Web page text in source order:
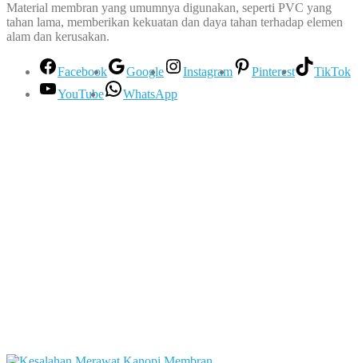
Material membran yang umumnya digunakan, seperti PVC yang
tahan lama, memberikan kekuatan dan daya tahan terhadap elemen
alam dan kerusakan.
Facebook Google Instagram Pinterest
TikTok
YouTube
WhatsApp